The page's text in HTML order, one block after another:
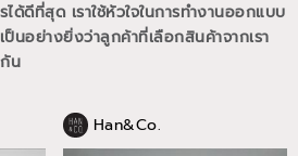
ได้ดีที่สุด เราใช้หัวใจในการทำงานออกแบบ
นอย่างยิ่งว่าลูกค้าที่เลือกสินค้าจากเรา
น
Han&Co.